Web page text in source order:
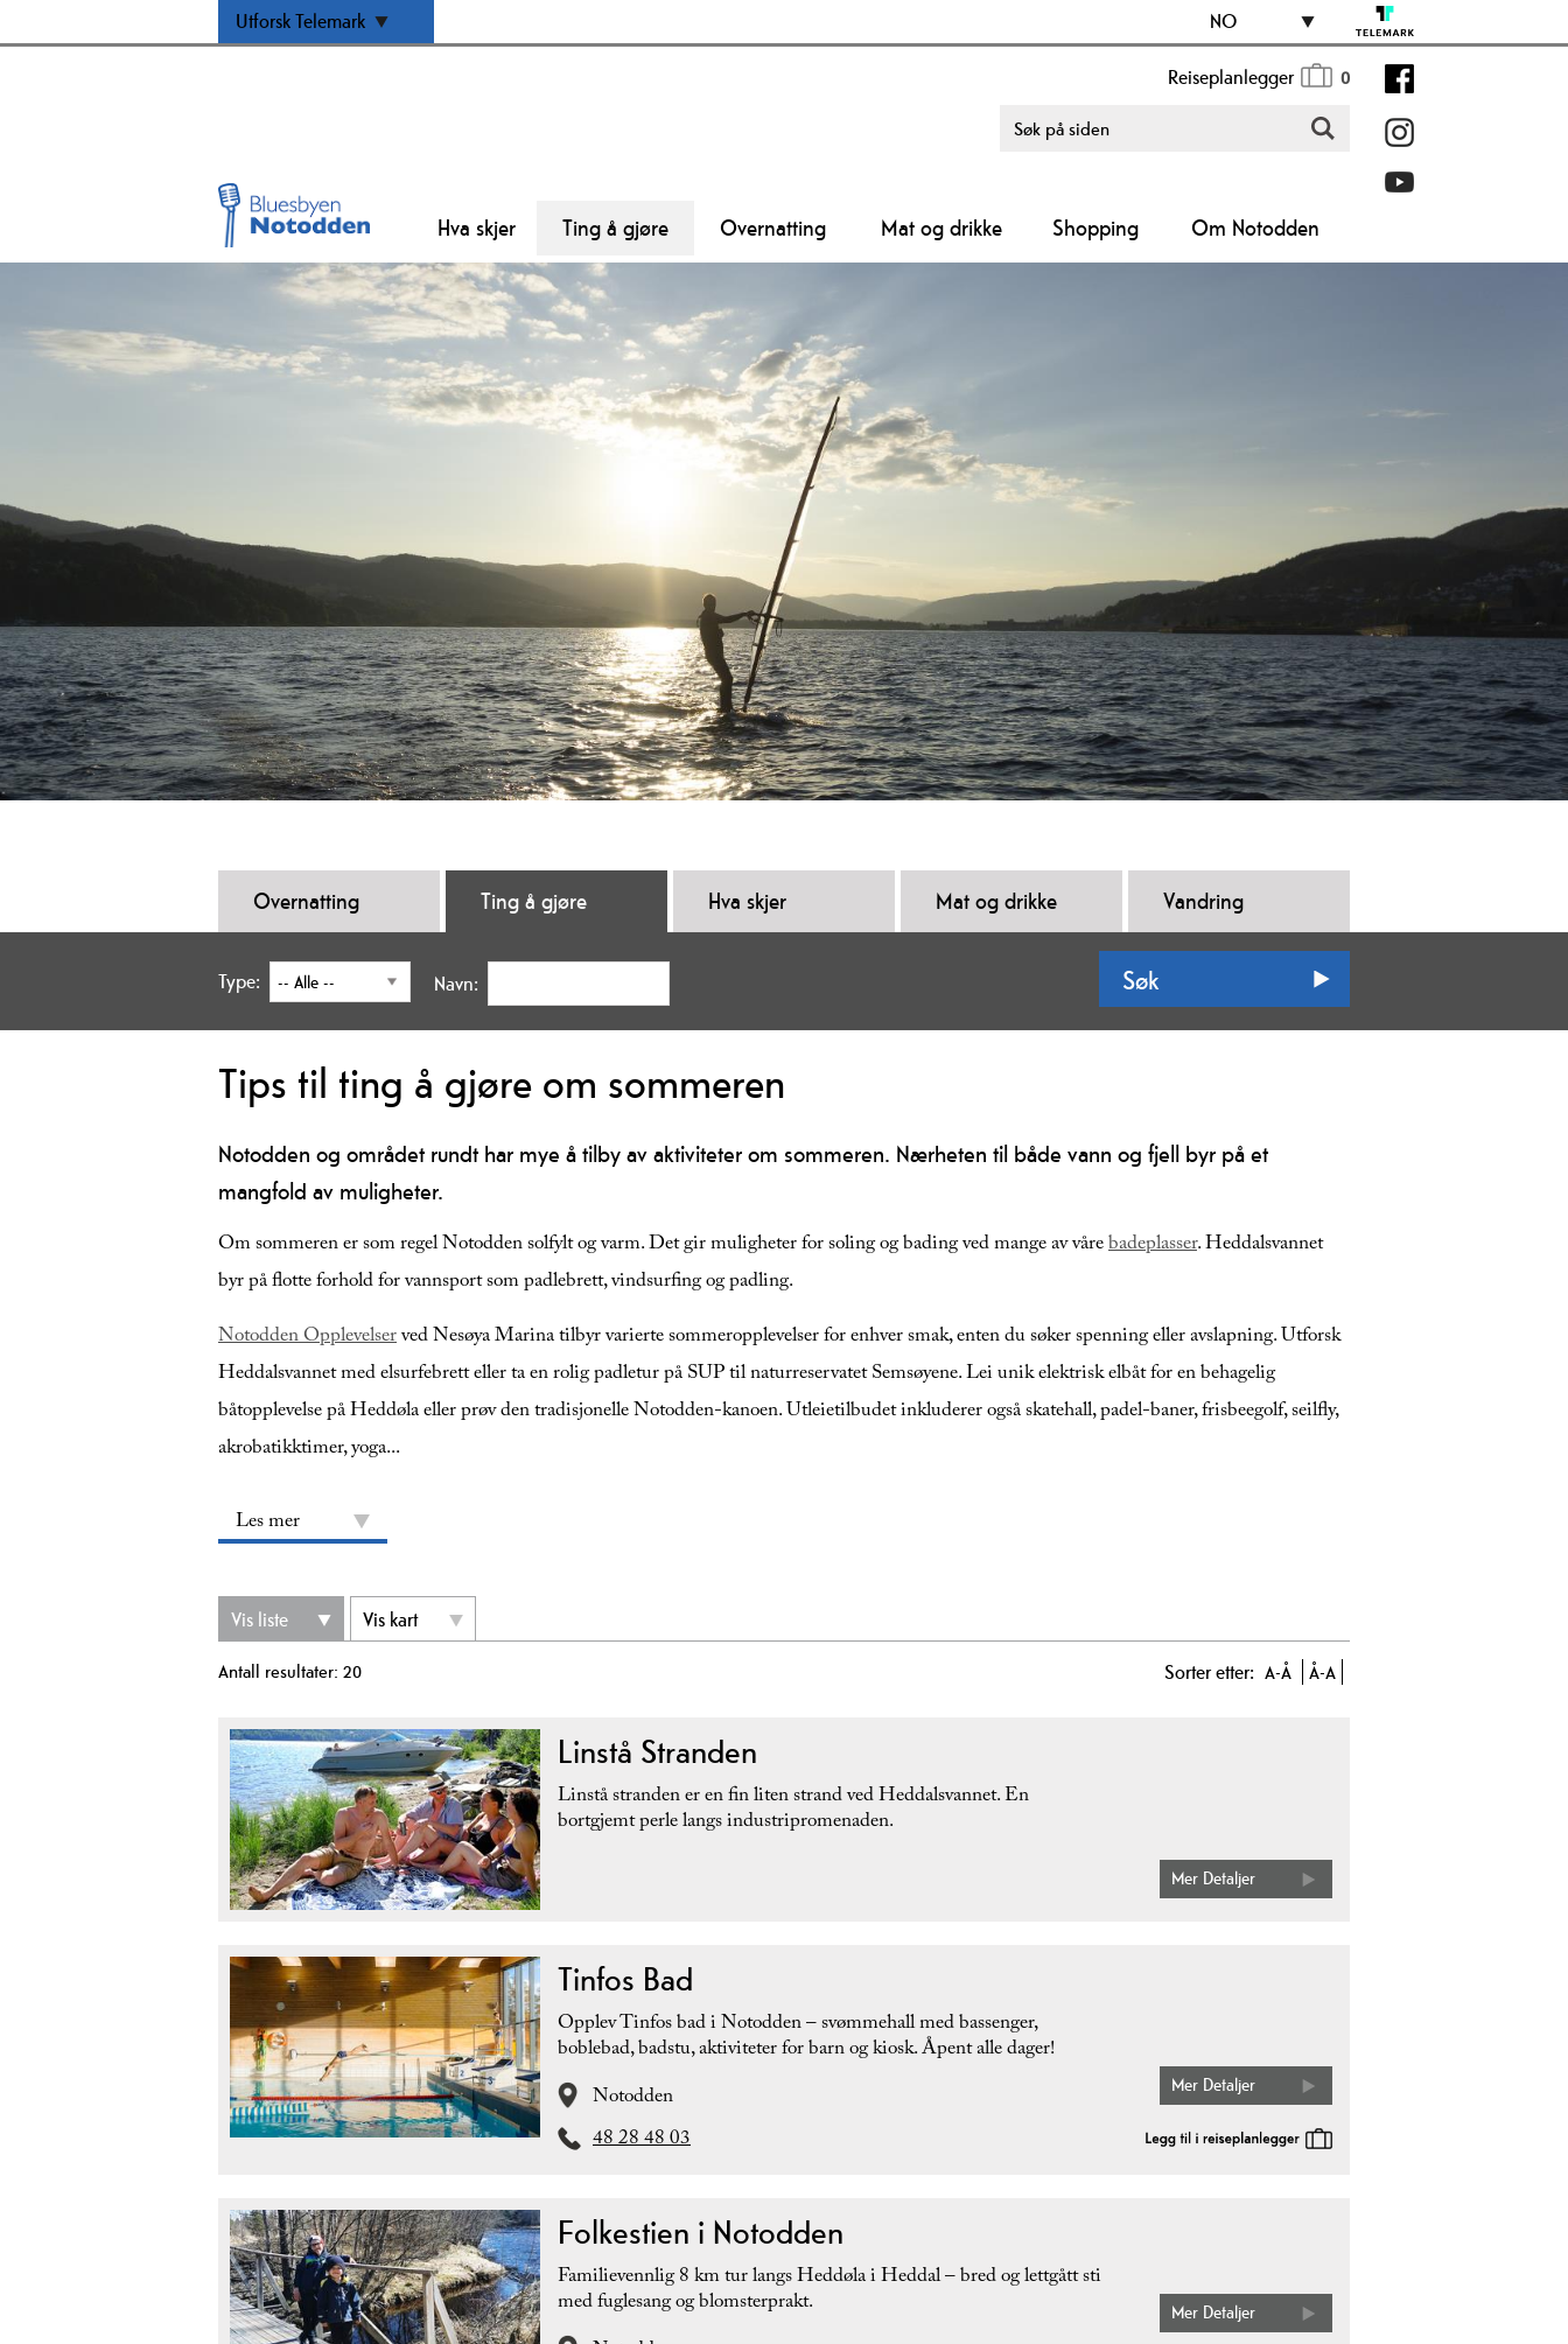
Utforsk Telemark NO
Reiseplanlegger 0
Hva skjer Ting å gjøre Overnatting Mat og drikke Shopping Om Notodden
Overnatting Ting å gjøre Hva skjer Mat og drikke Vandring
Type: Navn:
Tips til ting å gjøre om sommeren
Notodden og området rundt har mye å tilby av aktiviteter om sommeren. Nærheten til både vann og fjell byr på et
mangfold av muligheter.
Om sommeren er som regel Notodden solfylt og varm. Det gir muligheter for soling og bading ved mange av vårebadeplasser.Heddalsvannet
byr på flotte forhold for vannsport som padlebrett, vindsurfing og padling.
Notodden Opplevelserved Nesøya Marina tilbyr varierte sommeropplevelser for enhver smak, enten du søker spenning eller avslapning. Utforsk
Heddalsvannet med elsurfebrett eller ta en rolig padletur på SUP til naturreservatet Semsøyene. Lei unik elektrisk elbåt for en behagelig
båtopplevelse på Heddøla eller prøv den tradisjonelle Notodden-kanoen. Utleietilbudet inkluderer også skatehall, padel-baner, frisbeegolf, seilfly,
akrobatikktimer, yoga...
Les mer
Vis liste Vis kart
Antall resultater: 20 Sorter etter: A-Å Å-A
Linstå Stranden
Linstå stranden er en fin liten strand ved Heddalsvannet. En
bortgjemt perle langs industripromenaden.
Mer Detaljer
Tinfos Bad
Opplev Tinfos bad i Notodden – svømmehall med bassenger,
boblebad, badstu, aktiviteter for barn og kiosk. Åpent alle dager!
Notodden
48 28 48 03
Mer Detaljer
Folkestien i Notodden
Familievennlig 8 km tur langs Heddøla i Heddal – bred og lettgått sti
med fuglesang og blomsterprakt.
Mer Detaljer